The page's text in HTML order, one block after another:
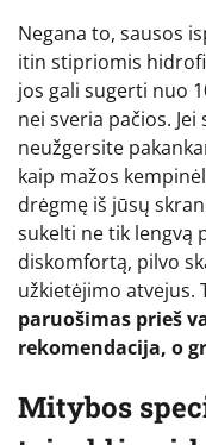
Negana to, sausos
itin stipriomis
jos gali sugerti nuo
nei sveria pačios.
neužgersite
kaip mažos
drėgmę iš jūsų
sukelti ne tik lengvą
diskomfortą, pilvo
užkietėjimo atvejus.
paruošimas prieš
rekomendacija, o
Mitybos